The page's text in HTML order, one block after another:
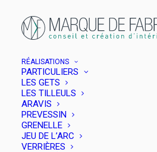
RÉALISATIONS
PARTICULIERS
LES GETS
LES TILLEULS
ARAVIS
PREVESSIN
GRENELLE
JEU DE L’ARC
VERRIÈRES
PRESTATIONS – PROFESSIONNELS
« Stratège de marque
j'ai passé 15 ans à